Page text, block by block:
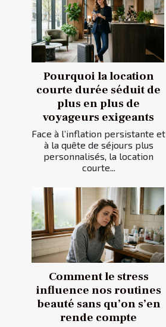
Pourquoi la location
courte durée séduit de
plus en plus de
voyageurs exigeants
Face à l’inflation persistante et
à la quête de séjours plus
personnalisés, la location
courte...
Comment le stress
influence nos routines
beauté sans qu’on s’en
rende compte